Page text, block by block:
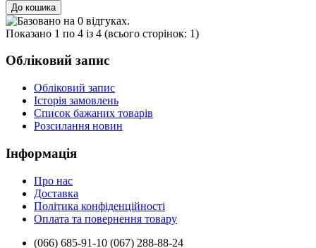
Показано 1 по 4 із 4 (всього сторінок: 1)
Обліковий запис
Обліковий запис
Історія замовлень
Список бажаних товарів
Розсилання новин
Інформація
Про нас
Доставка
Політика конфіденційності
Оплата та повернення товару
(066) 685-91-10 (067) 288-88-24